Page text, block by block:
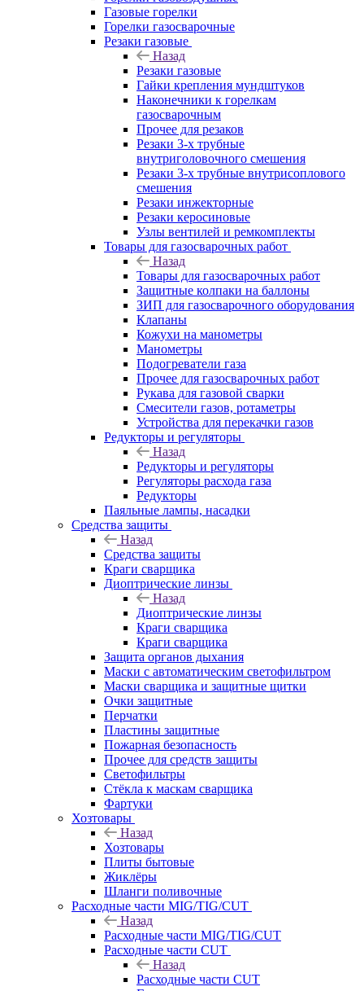
Газовые горелки
Горелки газосварочные
Резаки газовые
Назад
Резаки газовые
Гайки крепления мундштуков
Наконечники к горелкам
газосварочным
Прочее для резаков
Резаки 3-х трубные
внутриголовочного смешения
Резаки 3-х трубные внутрисоплового
смешения
Резаки инжекторные
Резаки керосиновые
Узлы вентилей и ремкомплекты
Товары для газосварочных работ
Назад
Товары для газосварочных работ
Защитные колпаки на баллоны
ЗИП для газосварочного оборудования
Клапаны
Кожухи на манометры
Манометры
Подогреватели газа
Прочее для газосварочных работ
Рукава для газовой сварки
Смесители газов, ротаметры
Устройства для перекачки газов
Редукторы и регуляторы
Назад
Редукторы и регуляторы
Регуляторы расхода газа
Редукторы
Паяльные лампы, насадки
Средства защиты
Назад
Средства защиты
Краги сварщика
Диоптрические линзы
Назад
Диоптрические линзы
Краги сварщика
Краги сварщика
Защита органов дыхания
Маски с автоматическим светофильтром
Маски сварщика и защитные щитки
Очки защитные
Перчатки
Пластины защитные
Пожарная безопасность
Прочее для средств защиты
Светофильтры
Стёкла к маскам сварщика
Фартуки
Хозтовары
Назад
Хозтовары
Плиты бытовые
Жиклёры
Шланги поливочные
Расходные части MIG/TIG/CUT
Назад
Расходные части MIG/TIG/CUT
Расходные части CUT
Назад
Расходные части CUT